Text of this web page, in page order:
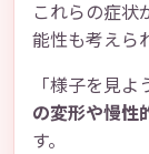
これらの症状
能性も考えら
「様子を見よ
の変形や慢性
す。